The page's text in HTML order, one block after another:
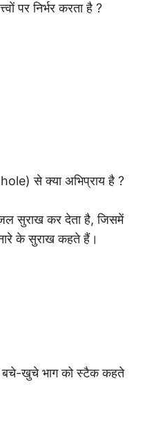
पर निर्भर करता है ?
से क्या अभिप्राय है ?
सुराख कर देता है, जिसमें
के सुराख कहते हैं।
बचे-खुचे भाग को स्टैक कहते